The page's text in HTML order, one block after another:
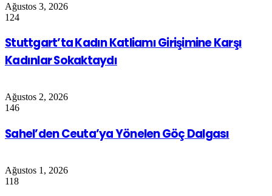
Ağustos 3, 2026
124
Stuttgart’ta Kadın Katliamı Girişimine Karşı
Kadınlar Sokaktaydı
Ağustos 2, 2026
146
Sahel’den Ceuta’ya Yönelen Göç Dalgası
Ağustos 1, 2026
118